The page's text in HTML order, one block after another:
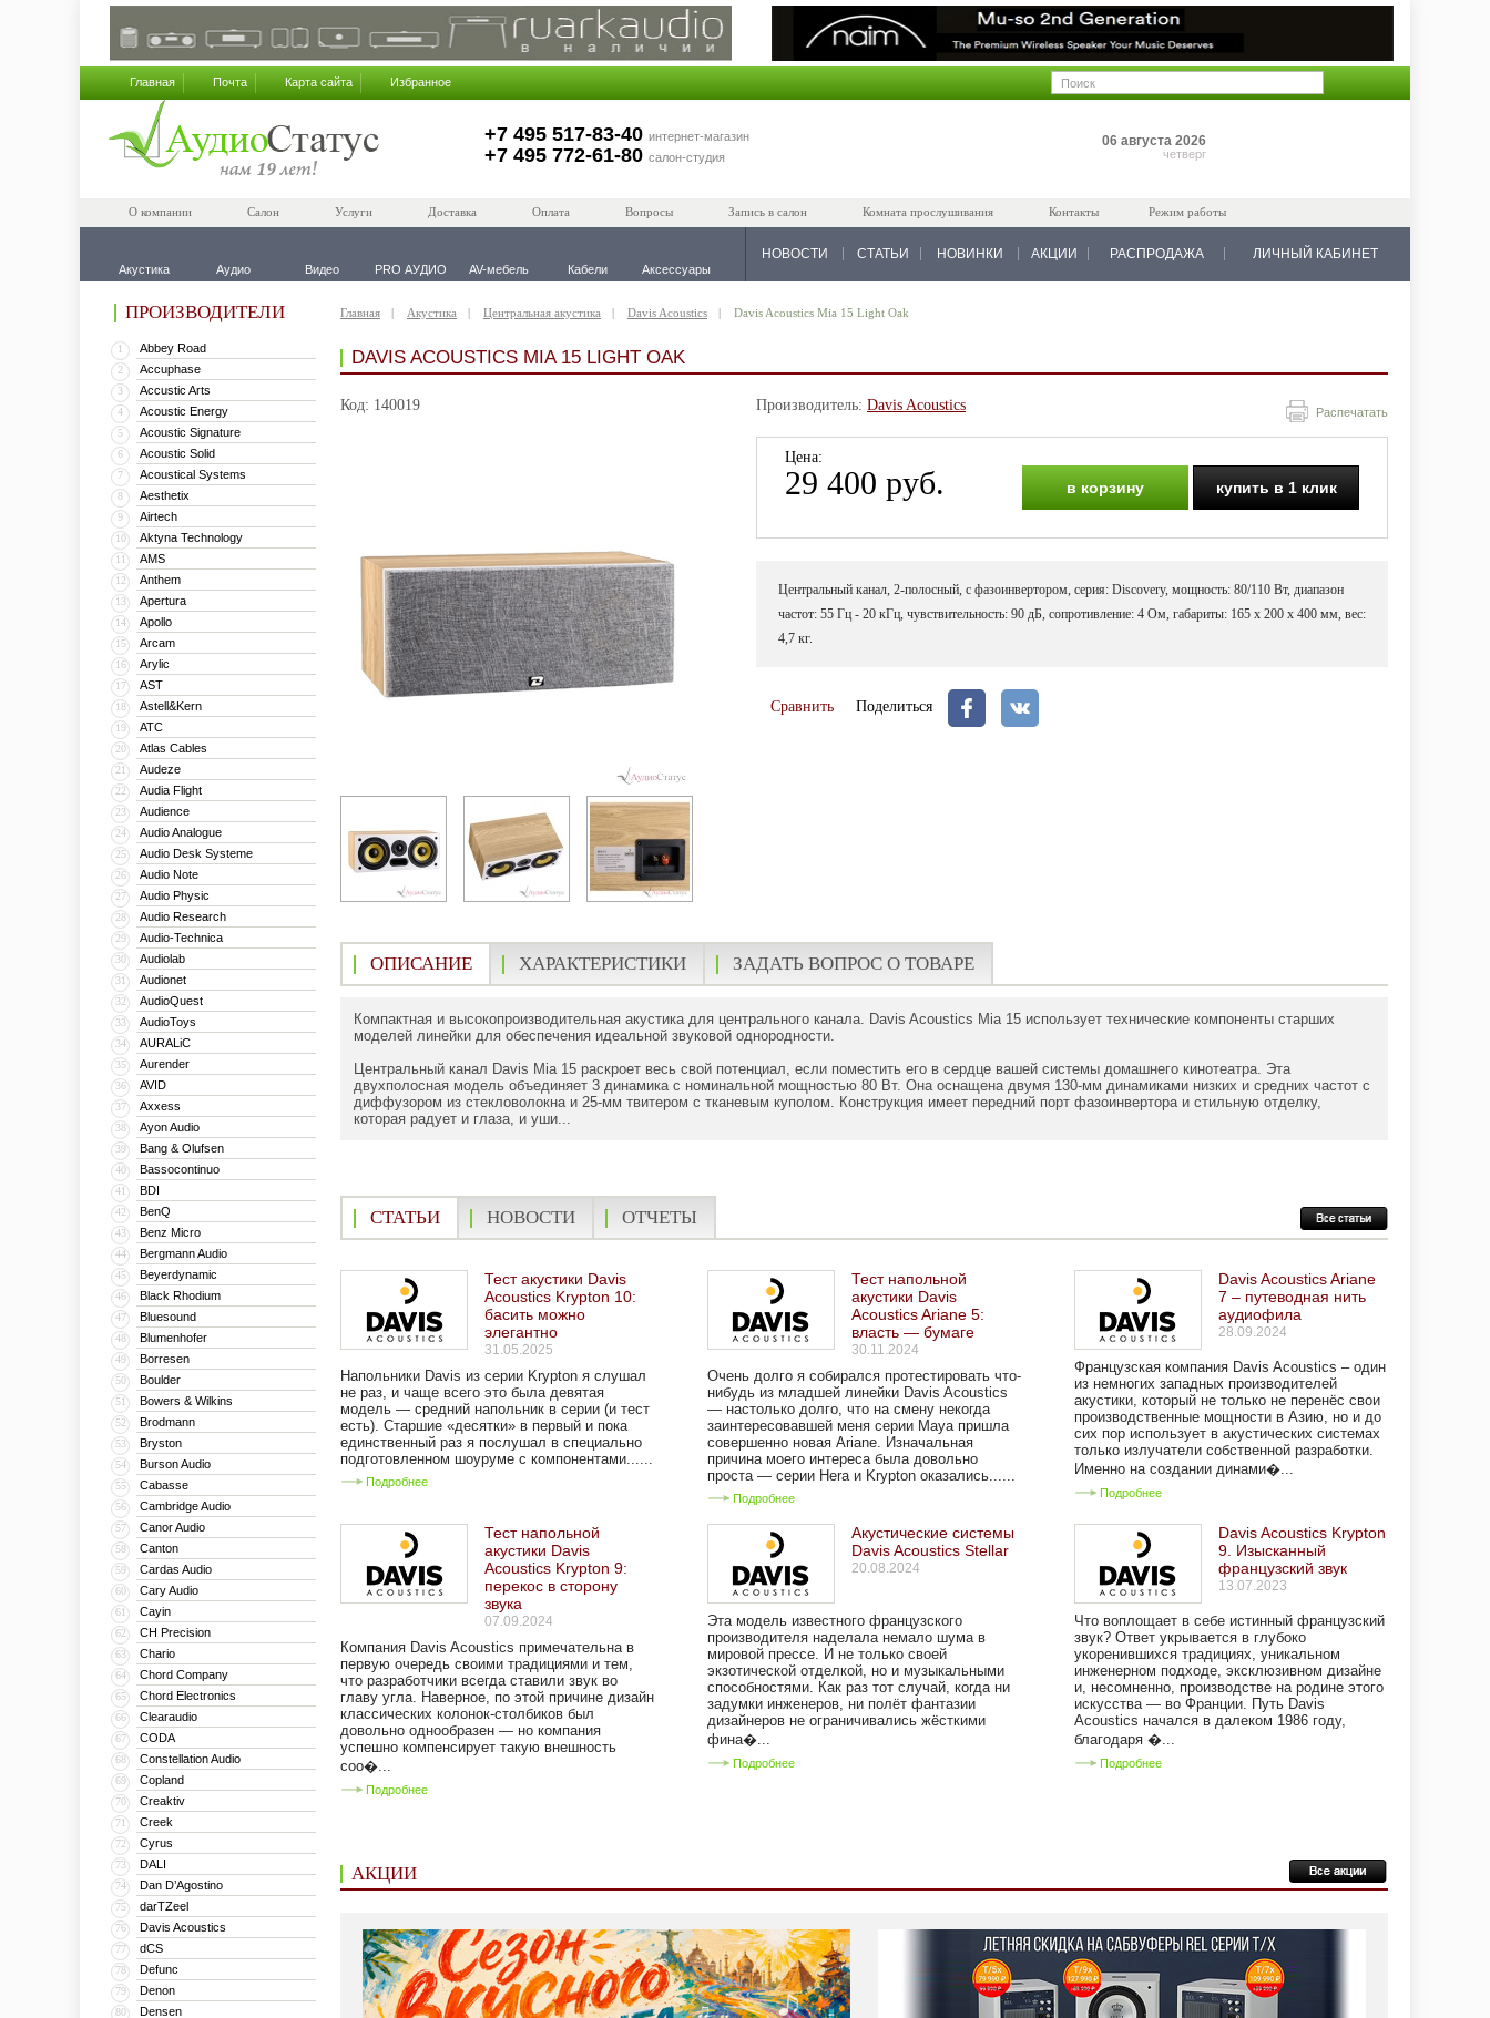
Главная Почта Карта сайта Избранное
+7 495 517-83-40 интернет-магазин
+7 495 772-61-80 салон-студия
06 августа 2026
четверг
О компании Салон Услуги Доставка Оплата Вопросы Запись в салон Комната прослушивания Контакты Режим работы
Акустика Аудио Видео PRO АУДИО AV-мебель Кабели Аксессуары
НОВОСТИ СТАТЬИ НОВИНКИ АКЦИИ РАСПРОДАЖА ЛИЧНЫЙ КАБИНЕТ
ПРОИЗВОДИТЕЛИ
1 Abbey Road
2 Accuphase
3 Accustic Arts
4 Acoustic Energy
5 Acoustic Signature
6 Acoustic Solid
7 Acoustical Systems
8 Aesthetix
9 Airtech
10 Aktyna Technology
11 AMS
12 Anthem
13 Apertura
14 Apollo
15 Arcam
16 Arylic
17 AST
18 Astell&Kern
19 ATC
20 Atlas Cables
21 Audeze
22 Audia Flight
23 Audience
24 Audio Analogue
25 Audio Desk Systeme
26 Audio Note
27 Audio Physic
28 Audio Research
29 Audio-Technica
30 Audiolab
31 Audionet
32 AudioQuest
33 AudioToys
34 AURALiC
35 Aurender
36 AVID
37 Axxess
38 Ayon Audio
39 Bang & Olufsen
40 Bassocontinuo
41 BDI
42 BenQ
43 Benz Micro
44 Bergmann Audio
45 Beyerdynamic
46 Black Rhodium
47 Bluesound
48 Blumenhofer
49 Borresen
50 Boulder
51 Bowers & Wilkins
52 Brodmann
53 Bryston
54 Burson Audio
55 Cabasse
56 Cambridge Audio
57 Canor Audio
58 Canton
59 Cardas Audio
60 Cary Audio
61 Cayin
62 CH Precision
63 Chario
64 Chord Company
65 Chord Electronics
66 Clearaudio
67 CODA
68 Constellation Audio
69 Copland
70 Creaktiv
71 Creek
72 Cyrus
73 DALI
74 Dan D’Agostino
75 darTZeel
76 Davis Acoustics
77 dCS
78 Defunc
79 Denon
80 Densen
Главная Акустика Центральная акустика Davis Acoustics Davis Acoustics Mia 15 Light Oak
DAVIS ACOUSTICS MIA 15 LIGHT OAK
Код: 140019 Распечатать
Производитель: Davis Acoustics
Цена:
29 400 руб. в корзину купить в 1 клик
Центральный канал, 2-полосный, с фазоинвертором, серия: Discovery, мощность: 80/110 Вт, диапазон
частот: 55 Гц - 20 кГц, чувствительность: 90 дБ, сопротивление: 4 Ом, габариты: 165 x 200 x 400 мм, вес:
4,7 кг.
Сравнить Поделиться
ОПИСАНИЕ ХАРАКТЕРИСТИКИ ЗАДАТЬ ВОПРОС О ТОВАРЕ
Компактная и высокопроизводительная акустика для центрального канала. Davis Acoustics Mia 15 использует технические компоненты старших
моделей линейки для обеспечения идеальной звуковой однородности.
Центральный канал Davis Mia 15 раскроет весь свой потенциал, если поместить его в сердце вашей системы домашнего кинотеатра. Эта
двухполосная модель объединяет 3 динамика с номинальной мощностью 80 Вт. Она оснащена двумя 130-мм динамиками низких и средних частот с
диффузором из стекловолокна и 25-мм твитером с тканевым куполом. Конструкция имеет передний порт фазоинвертора и стильную отделку,
которая радует и глаза, и уши...
СТАТЬИ НОВОСТИ ОТЧЕТЫ
Тест акустики Davis
Acoustics Krypton 10:
басить можно
элегантно
31.05.2025
Напольники Davis из серии Krypton я слушал
не раз, и чаще всего это была девятая
модель — средний напольник в серии (и тест
есть). Старшие «десятки» в первый и пока
единственный раз я послушал в специально
подготовленном шоуруме с компонентами......
Подробнее
Тест напольной
акустики Davis
Acoustics Ariane 5:
власть — бумаге
30.11.2024
Очень долго я собирался протестировать что-
нибудь из младшей линейки Davis Acoustics
— настолько долго, что на смену некогда
заинтересовавшей меня серии Maya пришла
совершенно новая Ariane. Изначальная
причина моего интереса была довольно
проста — серии Hera и Krypton оказались......
Подробнее
Davis Acoustics Ariane
7 – путеводная нить
аудиофила
28.09.2024
Французская компания Davis Acoustics – один
из немногих западных производителей
акустики, который не только не перенёс свои
производственные мощности в Азию, но и до
сих пор использует в акустических системах
только излучатели собственной разработки.
Именно на создании динами�...
Подробнее
Тест напольной
акустики Davis
Acoustics Krypton 9:
перекос в сторону
звука
07.09.2024
Компания Davis Acoustics примечательна в
первую очередь своими традициями и тем,
что разработчики всегда ставили звук во
главу угла. Наверное, по этой причине дизайн
классических колонок-столбиков был
довольно однообразен — но компания
успешно компенсирует такую внешность
соо�...
Подробнее
Акустические системы
Davis Acoustics Stellar
20.08.2024
Эта модель известного французского
производителя наделала немало шума в
мировой прессе. И не только своей
экзотической отделкой, но и музыкальными
способностями. Как раз тот случай, когда ни
задумки инженеров, ни полёт фантазии
дизайнеров не ограничивались жёсткими
фина�...
Подробнее
Davis Acoustics Krypton
9. Изысканный
французский звук
13.07.2023
Что воплощает в себе истинный французский
звук? Ответ укрывается в глубоко
укоренившихся традициях, уникальном
инженерном подходе, эксклюзивном дизайне
и, несомненно, производстве на родине этого
искусства — во Франции. Путь Davis
Acoustics начался в далеком 1986 году,
благодаря �...
Подробнее
АКЦИИ